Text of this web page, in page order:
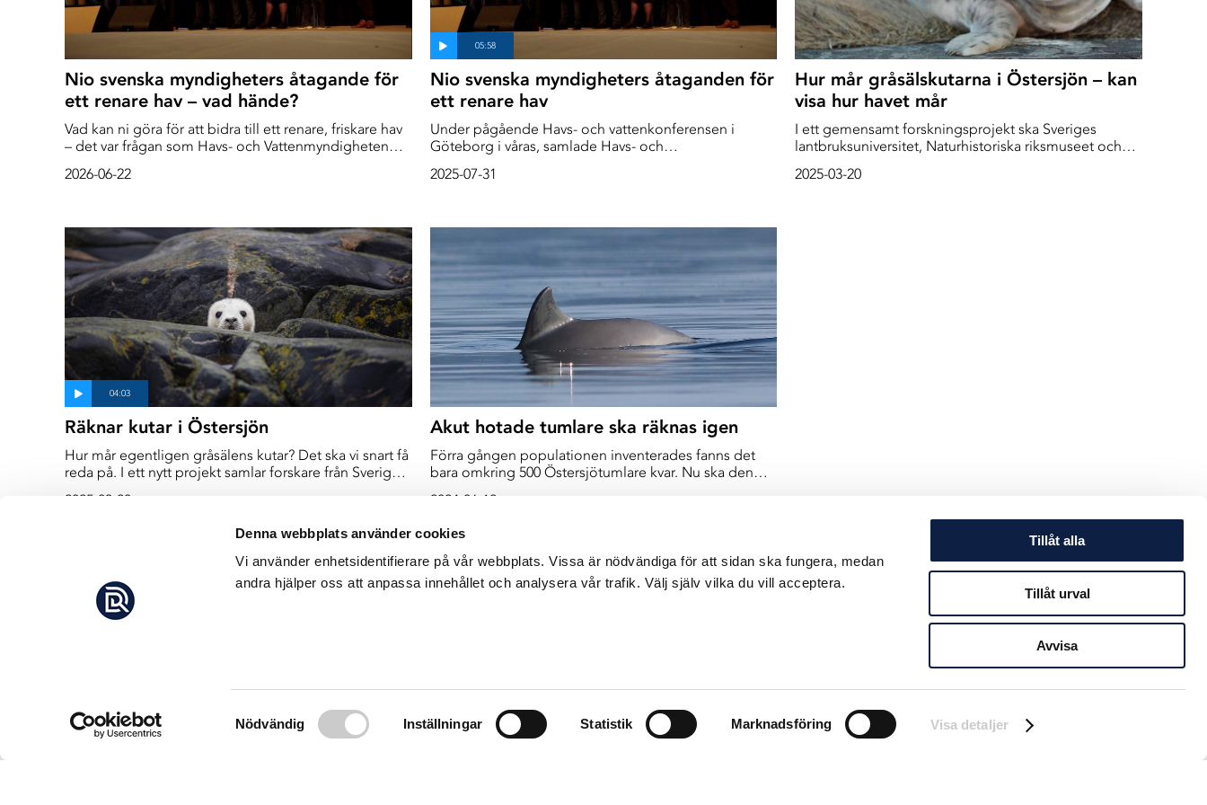
Denna webbplats använder cookies
Vi använder enhetsidentifierare på vår webbplats. Vissa är nödvändiga för att sidan ska fungera, medan
andra hjälper oss att anpassa innehållet och analysera vår trafik. Välj själv vilka du vill acceptera.
Samtyckesval
Nödvändig Inställningar Statistik Marknadsföring Visa detaljer
Tillåt alla
Tillåt urval
Avvisa
Nio svenska myndigheters åtagande för
ett renare hav – vad hände?
Vad kan ni göra för att bidra till ett renare, friskare hav
– det var frågan som Havs- och Vattenmyndigheten
Nio chefer antog utmaningen och gjorde varsitt
2026-06-22
Nio svenska myndigheters åtaganden för
ett renare hav
Under pågående Havs- och vattenkonferensen i
Göteborg i våras, samlade Havs- och
myndigheter för ett samtal om vad de alla kan göra för
2025-07-31
Hur mår gråsälskutarna i Östersjön – kan
visa hur havet mår
I ett gemensamt forskningsprojekt ska Sveriges
lantbruksuniversitet, Naturhistoriska riksmuseet och
gråsälens kutar i Östersjön. Projektet pågår under tre
2025-03-20
Räknar kutar i Östersjön
Hur mår egentligen gråsälens kutar? Det ska vi snart få
reda på. I ett nytt projekt samlar forskare från Sveriges
längd, omkrets och vikt för att få en bild av kutarnas
mående när de är avvända från sina mammor.
2025-03-20
Akut hotade tumlare ska räknas igen
Förra gången populationen inventerades fanns det
bara omkring 500 Östersjötumlare kvar. Nu ska den
2024-06-12